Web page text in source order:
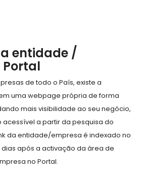
entidade /
de todo o País, existe a
uma webpage própria de forma
mais visibilidade ao seu negócio,
a partir da pesquisa do
da entidade/empresa é indexado no
após a activação da área de
no Portal.